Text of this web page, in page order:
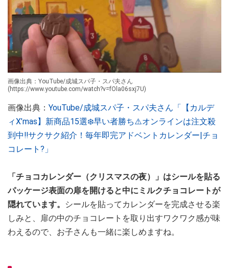
画像出典：YouTube/成城スパ子・スパ夫さん
(https://www.youtube.com/watch?v=fOla06sxj7U)
画像出典： YouTube/成城スパ子・スパ夫さん「【カルデ
ィX’mas】新商品15選❄️早い者勝ち⚠️オンラインは注文殺
到中‼︎サクサク紹介！毎年即完アドベントカレンダー|チョ
コレート?」
「チョコカレンダー（クリスマスの夜）」はシールを貼る
パッケージ表面の扉を開けると中にミルクチョコレートが
隠れています。
シールを貼ってカレンダーを完成させる楽
しみと、扉の中のチョコレートを取り出すワクワク感が味
わえるので、お子さんも一緒に楽しめますね。